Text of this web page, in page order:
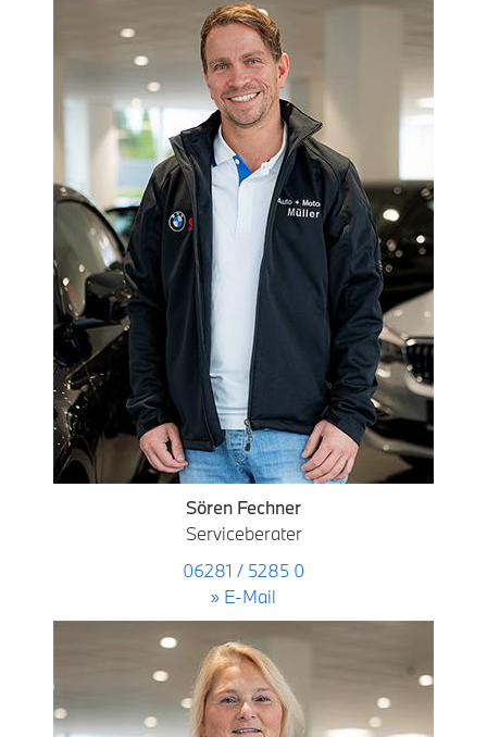
Sören Fechner
Serviceberater
06281 / 5285 0
» E-Mail